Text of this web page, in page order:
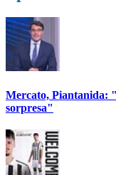
Mercato, Piantanida:
sorpresa"